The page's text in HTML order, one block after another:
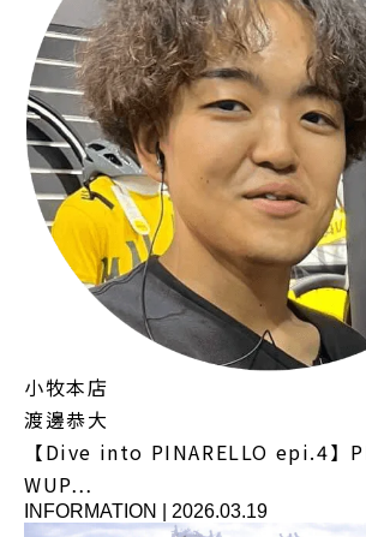
小牧本店
渡邊恭大
【Dive into PINARELLO epi.4】
WUP…
INFORMATION 2026.03.19